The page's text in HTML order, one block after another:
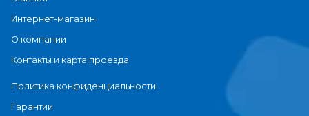
Интернет-магазин
О компании
Контакты и карта проезда
Политика конфиденциальности
Гарантии